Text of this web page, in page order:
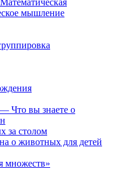
Математическая
мышление
Что вы знаете о
за столом
о животных для детей
множеств»